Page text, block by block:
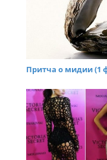
Притча о мидии (1